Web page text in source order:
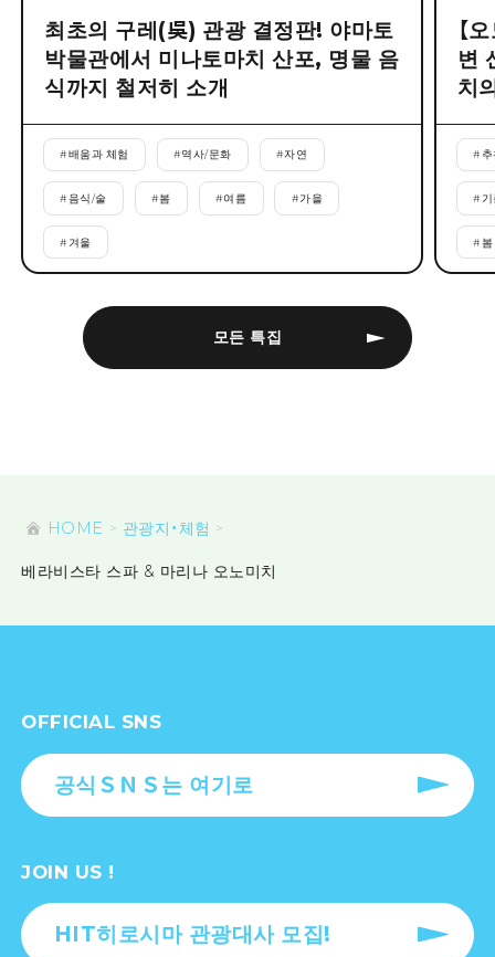
모든 특집
최초의 구레(吳) 관광 결정판! 야마토
박물관에서 미나토마치 산포, 명물 음
식까지 철저히 소개
#배움과 체험 #역사/문화 #자연
#음식/술 #봄 #여름 #가을
# 겨울
【
변
치
#
#
#봄
HOME 관광지・체험
베라비스타 스파 & 마리나 오노미치
OFFICIAL SNS
공식ＳＮＳ는 여기로
JOIN US !
HIT히로시마 관광대사 모집!